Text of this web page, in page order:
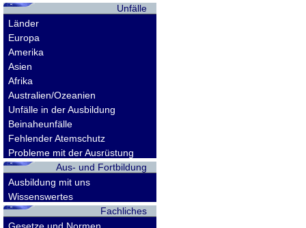
Unfälle
Länder
Europa
Amerika
Asien
Afrika
Australien/Ozeanien
Unfälle in der Ausbildung
Beinaheunfälle
Fehlender Atemschutz
Probleme mit der Ausrüstung
Aus- und Fortbildung
Ausbildung mit uns
Wissenswertes
Fachliches